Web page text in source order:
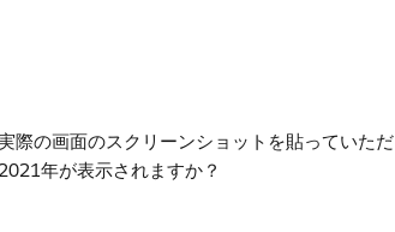
際の画面のスクリーンショットを貼っていただ
年が表示されますか？